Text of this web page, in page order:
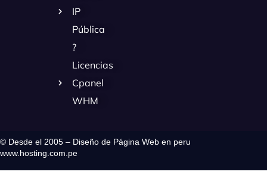
IP
Pública
?
Licencias
Cpanel
WHM
© Desde el 2005 – Diseño de Página Web en peru
www.hosting.com.pe